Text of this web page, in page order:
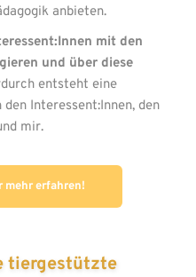
anbieten.
mit den
und über diese
entsteht eine
Interessent:Innen, den
mir.
mehr erfahren!
tiergestützte